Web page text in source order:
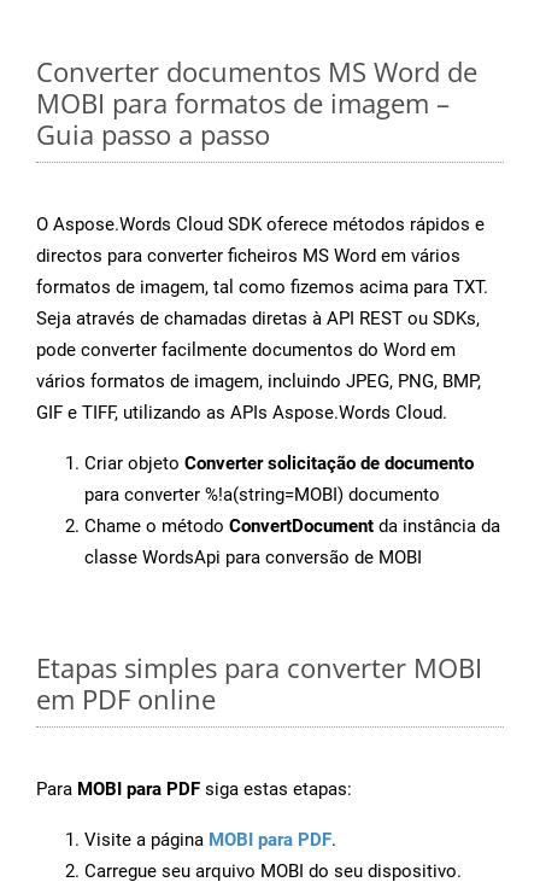
Converter documentos MS Word de
MOBI para formatos de imagem –
Guia passo a passo
O Aspose.Words Cloud SDK oferece métodos rápidos e
directos para converter ficheiros MS Word em vários
formatos de imagem, tal como fizemos acima para TXT.
Seja através de chamadas diretas à API REST ou SDKs,
pode converter facilmente documentos do Word em
vários formatos de imagem, incluindo JPEG, PNG, BMP,
GIF e TIFF, utilizando as APIs Aspose.Words Cloud.
Criar objeto Converter solicitação de documento
para converter %!a(string=MOBI) documento
Chame o método ConvertDocument da instância da
classe WordsApi para conversão de MOBI
Etapas simples para converter MOBI
em PDF online
Para MOBI para PDF siga estas etapas:
Visite a página MOBI para PDF.
Carregue seu arquivo MOBI do seu dispositivo.